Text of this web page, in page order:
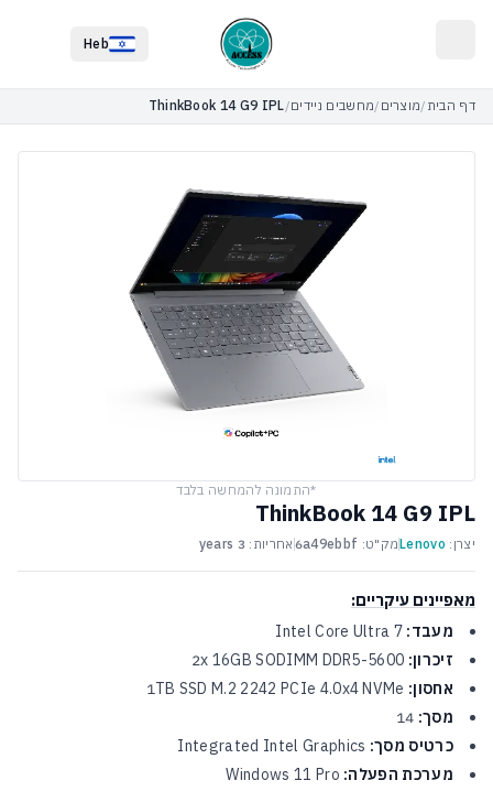
Heb
דף הבית /מוצרים /מחשבים ניידים/
ThinkBook 14 G9 IPL
*התמונה להמחשה בלבד
ThinkBook 14 G9 IPL
יצרן: Lenovoמק"ט: 6a49ebbf אחריות: 3 years
מאפיינים עיקריים:
מעבד:
זיכרון:
אחסון:
מסך:
כרטיס מסך:
מערכת הפעלה: